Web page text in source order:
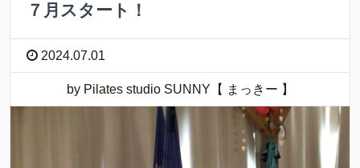
７月スタート！
2024.07.01
by Pilates studio SUNNY【 まっきー 】